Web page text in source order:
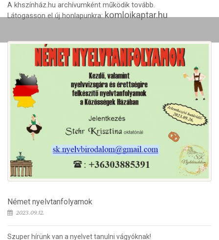
A khszínház.hu archívumként működik tovább.
Látogasson el új honlapunkra:komloikaptar.hu
Német nyelvtanfolyamok
2023.09.12.
Szuper hírünk van a nyelvet tanulni vágyóknak!